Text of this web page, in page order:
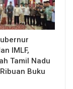
IMLF,
Tamil Nadu
Buku